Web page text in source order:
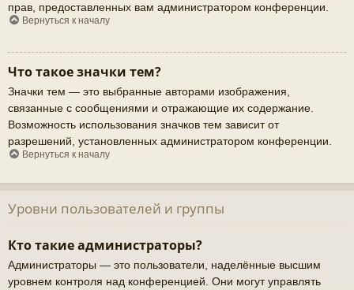
прав, предоставленных вам администратором конференции.
Вернуться к началу
Что такое значки тем?
Значки тем — это выбранные авторами изображения,
связанные с сообщениями и отражающие их содержание.
Возможность использования значков тем зависит от
разрешений, установленных администратором конференции.
Вернуться к началу
Уровни пользователей и группы
Кто такие администраторы?
Администраторы — это пользователи, наделённые высшим
уровнем контроля над конференцией. Они могут управлять